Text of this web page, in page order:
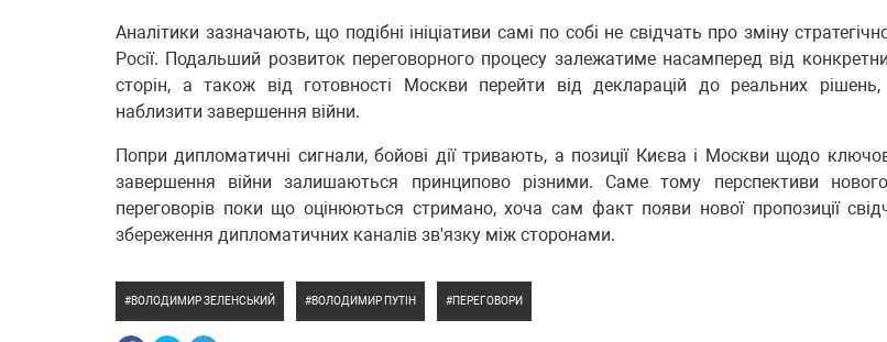
Аналітики зазначають, що подібні ініціативи самі по собі не свідчать про зміну
Росії. Подальший розвиток переговорного процесу залежатиме насамперед від
сторін, а також від готовності Москви перейти від декларацій до реальних рішень,
наблизити завершення війни.
Попри дипломатичні сигнали, бойові дії тривають, а позиції Києва і Москви щодо
завершення війни залишаються принципово різними. Саме тому перспективи
переговорів поки що оцінюються стримано, хоча сам факт появи нової пропозиції
збереження дипломатичних каналів зв'язку між сторонами.
ВОЛОДИМИР ЗЕЛЕНСЬКИЙ ВОЛОДИМИР ПУТІН ПЕРЕГОВОРИ